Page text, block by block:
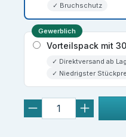
✓ Bruchschutz
Gewerblich
Vorteilspack mit
✓ Direktversand ab
✓ Niedrigster